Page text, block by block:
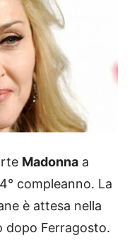
Madonna a
compleanno. La
è attesa nella
dopo Ferragosto.